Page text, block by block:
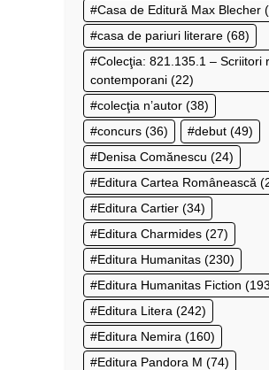
Casa de Editură Max Blecher
casa de pariuri literare (68)
Colecţia: 821.135.1 – Scriitori
contemporani (22)
colecţia n’autor (38)
concurs (36) debut (49)
Denisa Comănescu (24)
Editura Cartea Românească
Editura Cartier (34)
Editura Charmides (27)
Editura Humanitas (230)
Editura Humanitas Fiction
Editura Litera (242)
Editura Nemira (160)
Editura Pandora M (74)